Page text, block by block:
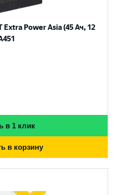
Extra Power Asia (45 Ач, 12
в 1 клик
в корзину